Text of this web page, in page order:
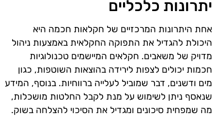
יתרונות כלכליים
אחת היתרונות המרכזיים של חקלאות חכמה היא
היכולת להגדיל את התפוקה החקלאית באמצעות ניהול
מדויק של משאבים. חקלאים המיישמים טכנולוגיות
חכמות יכולים לצפות לירידה בהוצאות השוטפות, כגון
מים ודשנים, דבר שמוביל לעלייה ברווחיות. בנוסף, המידע
שנאסף ניתן לשימוש על מנת לקבל החלטות מושכלות,
מה שמפחית סיכונים ומגדיל את הסיכוי להצלחה בשוק.